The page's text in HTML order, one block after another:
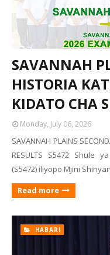
SAVANNAH
HISTORIA
KIDATO CHA
Monday, July 06, 2026
SAVANNAH PLAINS
RESULTS S5472 Shule
(S5472) iliyopo Mjini
Read more
HABARI